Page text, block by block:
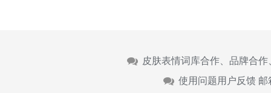
皮肤表情词库合作、品牌合
使用问题用户反馈 邮